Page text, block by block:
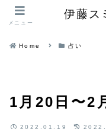
Home 占い
1月20日〜2
2022.01.19
メニュー 伊藤ス